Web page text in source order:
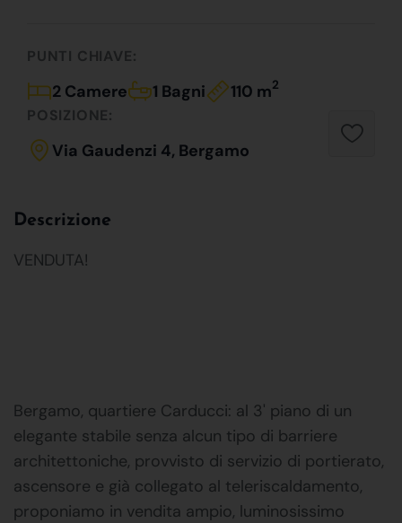
PUNTI CHIAVE:
2 Camere 1 Bagni 110 m2
POSIZIONE:
Via Gaudenzi 4, Bergamo
Descrizione
VENDUTA!
Bergamo, quartiere Carducci: al 3' piano di un
elegante stabile senza alcun tipo di barriere
architettoniche, provvisto di servizio di portierato,
ascensore e già collegato al teleriscaldamento,
proponiamo in vendita ampio, luminosissimo